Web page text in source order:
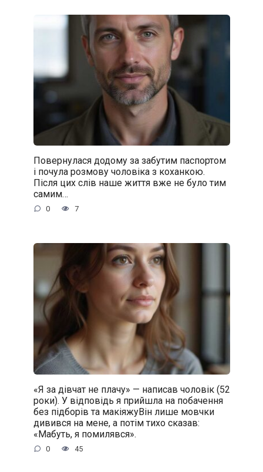
Повернулася додому за забутим паспортом
і почула розмову чоловіка з коханкою.
Після цих слів наше життя вже не було тим
самим…
0 7
«Я за дівчат не плачу» — написав чоловік (52
роки). У відповідь я прийшла на побачення
без підборів та макіяжуВін лише мовчки
дивився на мене, а потім тихо сказав:
«Мабуть, я помилявся».
0 45